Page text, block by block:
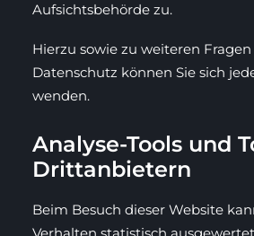
Aufsichtsbehörde zu.
Hierzu sowie zu weiteren
Datenschutz können Sie sich
wenden.
Analyse-Tools und
Dritt­anbietern
Beim Besuch dieser Website